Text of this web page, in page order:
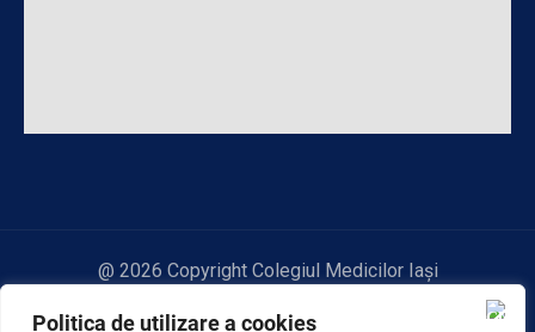
Politica de utilizare a cookies
@ 2026 Copyright Colegiul Medicilor Iași